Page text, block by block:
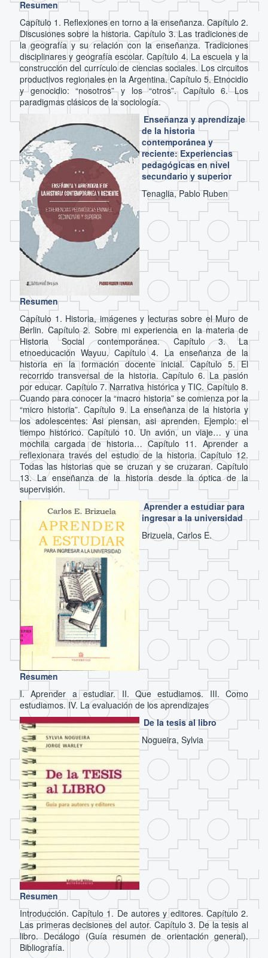
Resumen
Capítulo 1. Reflexiones en torno a la enseñanza. Capítulo 2.
Discusiones sobre la historia. Capítulo 3. Las tradiciones de
la geografía y su relación con la enseñanza. Tradiciones
disciplinares y geografía escolar. Capítulo 4. La escuela y la
construcción del currículo de ciencias sociales. Los circuitos
productivos regionales en la Argentina. Capítulo 5. Etnocidio
y genocidio: “nosotros” y los “otros”. Capítulo 6. Los
paradigmas clásicos de la sociología.
Enseñanza y aprendizaje
de la historia
contemporánea y
reciente: Experiencias
pedagógicas en nivel
secundario y superior
Tenaglia, Pablo Ruben
Resumen
Capítulo 1. Historia, imágenes y lecturas sobre el Muro de
Berlin. Capítulo 2. Sobre mi experiencia en la materia de
Historia Social contemporánea. Capítulo 3. La
etnoeducación Wayuu. Capítulo 4. La enseñanza de la
historia en la formación docente inicial. Capítulo 5. El
recorrido transversal de la historia. Capítulo 6. La pasión
por educar. Capítulo 7. Narrativa histórica y TIC. Capítulo 8.
Cuando para conocer la “macro historia” se comienza por la
“micro historia”. Capítulo 9. La enseñanza de la historia y
los adolescentes: Asi piensan, asi aprenden. Ejemplo: el
tiempo histórico. Capítulo 10. Un avión, un viaje… y una
mochila cargada de historia… Capítulo 11. Aprender a
reflexionara través del estudio de la historia. Capítulo 12.
Todas las historias que se cruzan y se cruzaran. Capítulo
13. La enseñanza de la historia desde la óptica de la
supervisión.
Aprender a estudiar para
ingresar a la universidad
Brizuela, Carlos E.
Resumen
I. Aprender a estudiar. II. Que estudiamos. III. Como
estudiamos. IV. La evaluación de los aprendizajes
De la tesis al libro
Nogueira, Sylvia
Resumen
Introducción. Capítulo 1. De autores y editores. Capítulo 2.
Las primeras decisiones del autor. Capítulo 3. De la tesis al
libro. Decálogo (Guía resumen de orientación general).
Bibliografía.